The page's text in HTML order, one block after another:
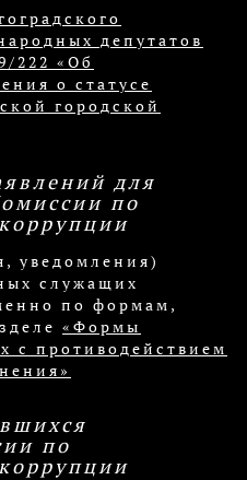
депутатов
222 «Об
о статусе
городской
для
по
уведомления)
служащих
по формам,
«Формы
с противодействием
по